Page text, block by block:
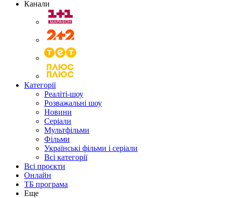
Канали
Категорії
Реаліті-шоу
Розважальні шоу
Новини
Серіали
Мультфільми
Фільми
Українські фільми і серіали
Всі категорії
Всі проєкти
Онлайн
ТБ програма
Еще